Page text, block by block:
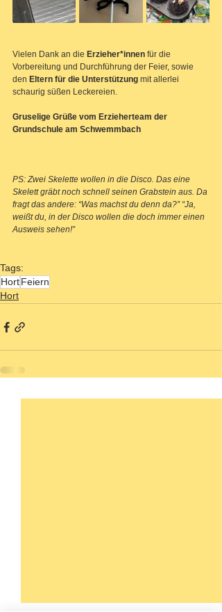
Vielen Dank an die Erzieher*innen für die
Vorbereitung und Durchführung der Feier, sowie
den Eltern für die Unterstützung mit allerlei
schaurig süßen Leckereien.
Gruselige Grüße vom Erzieherteam der
Grundschule am Schwemmbach
PS: Zwei Skelette wollen in die Disco. Das eine
Skelett gräbt noch schnell seinen Grabstein aus. Da
fragt das andere: “Was machst du denn da?” “Ja,
weißt du, in der Disco wollen die doch immer einen
Ausweis sehen!”
Tags:
HortFeiern
Hort